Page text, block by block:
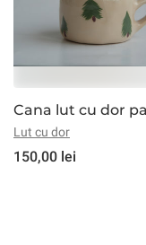
Cana lut cu dor
Lut cu dor
150,00 lei